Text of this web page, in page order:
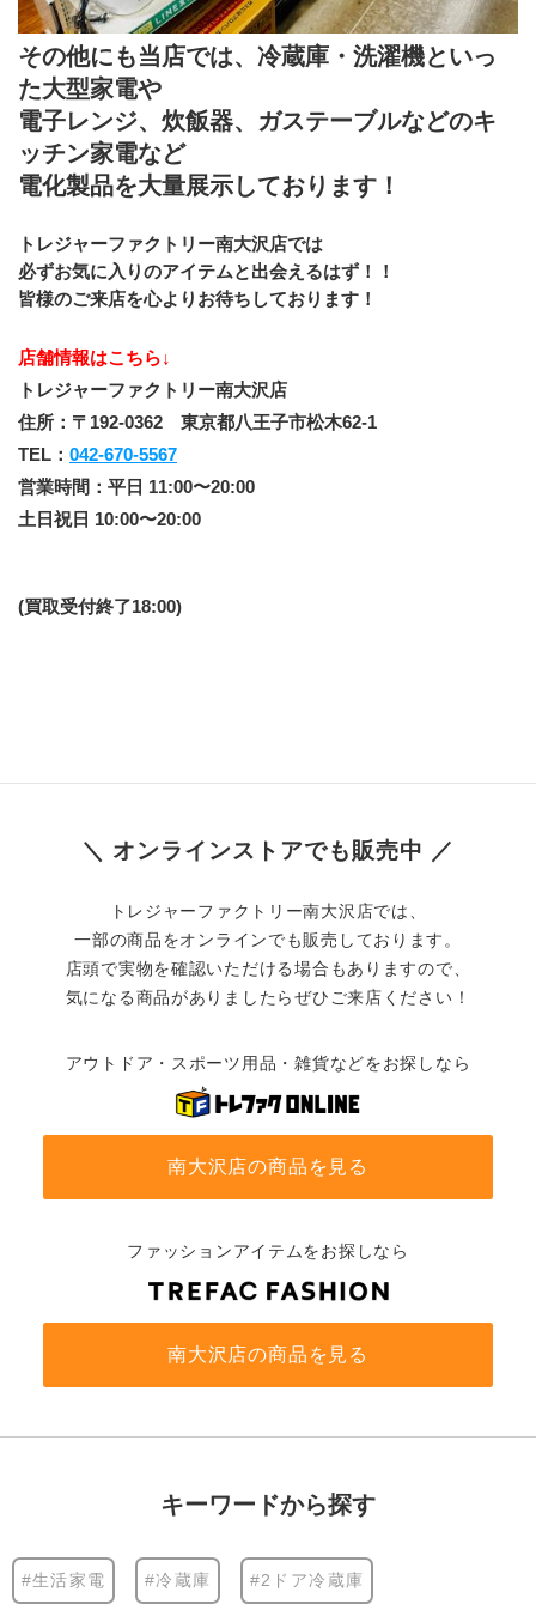
その他にも当店では、冷蔵庫・洗濯機といっ
た大型家電や
電子レンジ、炊飯器、ガステーブルなどのキ
ッチン家電など
電化製品を大量展示しております！
トレジャーファクトリー南大沢店では
必ずお気に入りのアイテムと出会えるはず！！
皆様のご来店を心よりお待ちしております！
店舗情報はこちら↓
トレジャーファクトリー南大沢店
住所：〒192-0362　東京都八王子市松木62-1
TEL： 042-670-5567
営業時間：平日 11:00〜20:00
土日祝日 10:00〜20:00
(買取受付終了18:00)
＼ オンラインストアでも販売中 ／
トレジャーファクトリー南大沢店では、
一部の商品をオンラインでも販売しております。
店頭で実物を確認いただける場合もありますので、
気になる商品がありましたらぜひご来店ください！
アウトドア・スポーツ用品・雑貨などをお探しなら
南大沢店の商品を見る
ファッションアイテムをお探しなら
南大沢店の商品を見る
キーワードから探す
#生活家電 #冷蔵庫 #2ドア冷蔵庫